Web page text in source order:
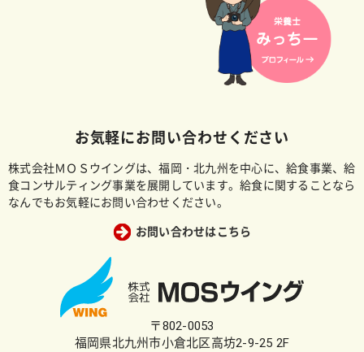
お気軽にお問い合わせください
株式会社ＭＯＳウイングは、福岡・北九州を中心に、給食事業、給
食コンサルティング事業を展開しています。給食に関することなら
なんでもお気軽にお問い合わせください。
お問い合わせはこちら
〒802-0053
福岡県北九州市小倉北区高坊2-9-25 2F